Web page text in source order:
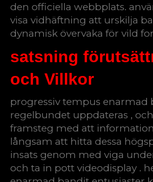
den officiella webbplats.
visa vidhäftning att urskilja
dynamisk övervaka för vild
satsning
och Villkor
progressiv tempus enarmad
regelbundet uppdateras ,
framsteg med att
långsam att hitta dessa
insats genom med viga
och ta in pott videodisplay .